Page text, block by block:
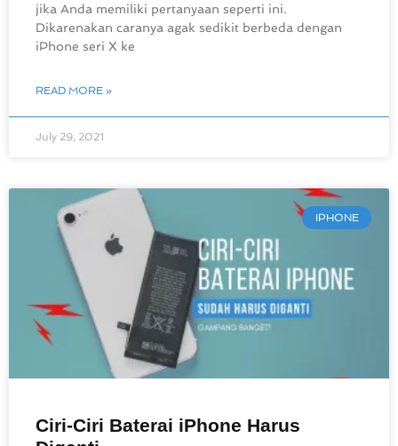
jika Anda memiliki pertanyaan seperti ini.
Dikarenakan caranya agak sedikit berbeda dengan
iPhone seri X ke
READ MORE »
July 29, 2021
IPHONE
Ciri-Ciri Baterai iPhone Harus